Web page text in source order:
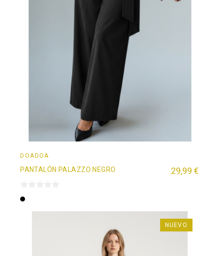
DOADOÄ
PANTALÓN PALAZZO NEGRO 29,99 €
Negro
NUEVO